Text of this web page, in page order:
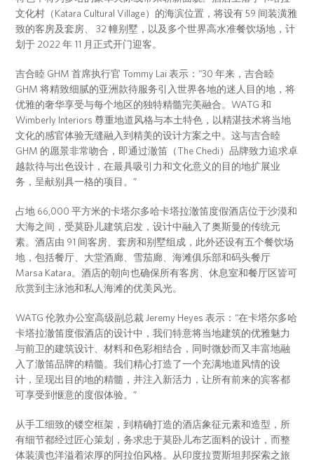
文化村（Katara Cultural Village）的海滨位置，将设有 59 间装潢雅
致的客房及套房、 32 幢别墅，以及多个世界高水准餐饮场地，计
划于 2022 年 11 月正式开门迎客。
吉合睦 GHM 首席执行官 Tommy Lai 表示：“30 年来，吉合睦
GHM 将精致细腻的亚洲款待服务引入世界各地的迷人目的地，将
优雅的奢华享受与每个地区的独特精髓完美融合。WATG 和
Wimberly Interiors 尊重地道风格与本土特色，以精湛技术将当地
文化的感官体验无缝融入到精美的设计方案之中。这与吉合睦
GHM 的愿景非常吻合，即通过澈笛（The Chedi）品牌致力追求卓
越款待与出色设计，在最具吸引力和文化意义的目的地扩展业
务，呈献别具一格的项目。”
占地 66,000 平方米的卡塔尔多哈卡塔拉澈笛度假酒店位于沙漠和
大海之间，受莫卧儿建筑启发，设计中融入了奥斯曼的传统元
素。酒店由 91 间客房、套房和别墅组成，此外还设有五个餐饮场
地，包括餐厅、大堂酒廊、雪茄廊、海滩俱乐部和码头餐厅
Marsa Katara。酒店的朝向也确保所有客房、休息室和餐厅区皆可
欣赏到主泳池和私人海滩的优美风光。
WATG 伦敦办公室高级副总裁 Jeremy Heyes 表示：“在卡塔尔多哈
卡塔拉澈笛度假酒店的设计中，我们特意将当地建筑的优雅魅力
与前卫的建筑设计、材料和色彩相结合，同时微妙而又丰富地融
入了澈笛品牌的精髓。我们精心打造了一个充满地道风情的设
计，呈现出目的地的精髓，并注入新活力，让所有前来的宾客都
可享受到惬意的度假体验。”
从手工细致的镂空框架，到精确打造的酒店象征元素和造型，所
有细节都经过匠心策划，务求忠于莫卧儿布艺面料的设计，而整
体装潢也洋溢着浓厚的阿拉伯风格。从印度拉贾斯坦邦探索之旅